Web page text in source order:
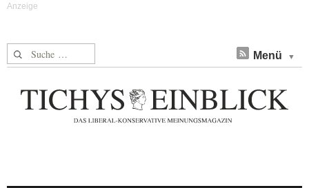
Suche nach: Menü